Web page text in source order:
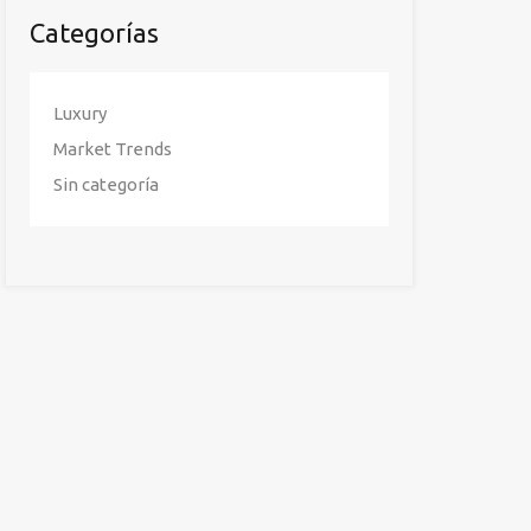
Categorías
Luxury
Market Trends
Sin categoría